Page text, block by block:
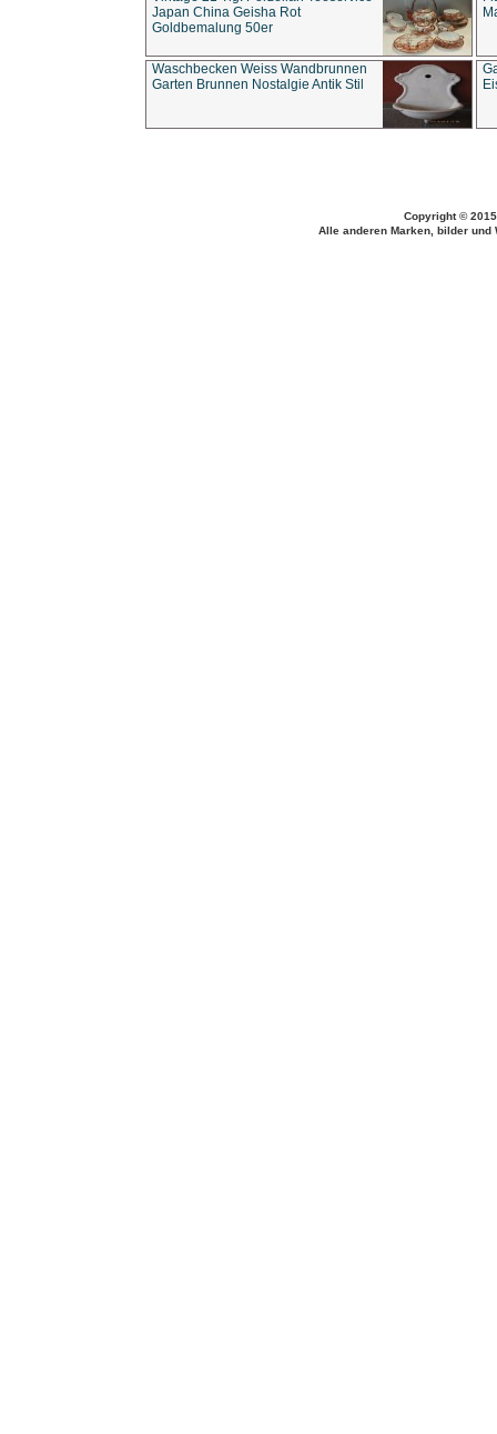
Japan China Geisha Rot
Goldbemalung 50er
Waschbecken Weiss Wandbrunnen
Garten Brunnen Nostalgie Antik Stil
Copyright ©
Alle anderen Marken, bilder und